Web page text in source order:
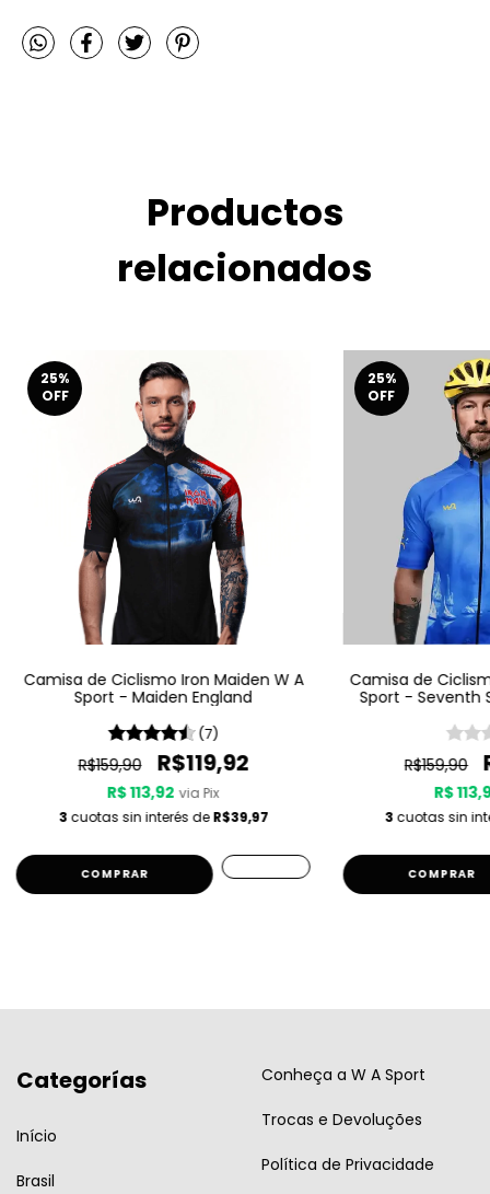
Productos
relacionados
25%
OFF
Camisa de Ciclismo Iron Maiden W A
Sport - Maiden England
(7)
R$159,90 R$119,92
R$ 113,92 via Pix
3 cuotas sin interés deR$39,97
COMPRAR
25%
OFF
Camisa de
Sport - Seventh
R$159,90
R$
3 cuotas sin
COMPRAR
Categorías
Início
Brasil
Conheça a W A Sport
Trocas e Devoluções
Política de Privacidade